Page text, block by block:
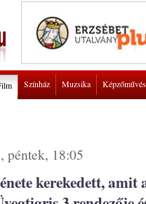
Színház Muzsika
péntek, 18:05
kerekedett, amit